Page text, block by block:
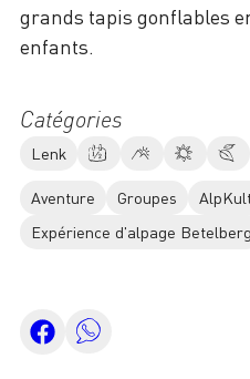
Catégories
Lenk
Aventure Groupes
Expérience d'alpage Betelberg
grands tapis gonflables
enfants.